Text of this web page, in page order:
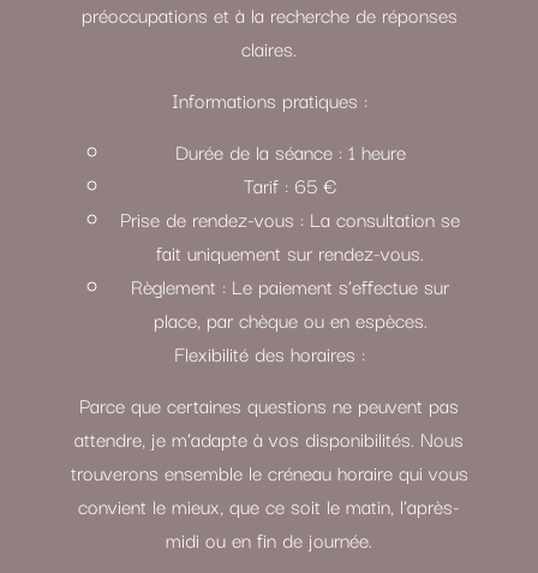
préoccupations et à la recherche de réponses
claires.
Informations pratiques :
Durée de la séance : 1 heure
Tarif : 65 €
Prise de rendez-vous : La consultation se
fait uniquement sur rendez-vous.
Règlement : Le paiement s’effectue sur
place, par chèque ou en espèces.
Flexibilité des horaires :
Parce que certaines questions ne peuvent pas
attendre, je m’adapte à vos disponibilités. Nous
trouverons ensemble le créneau horaire qui vous
convient le mieux, que ce soit le matin, l’après-
midi ou en fin de journée.